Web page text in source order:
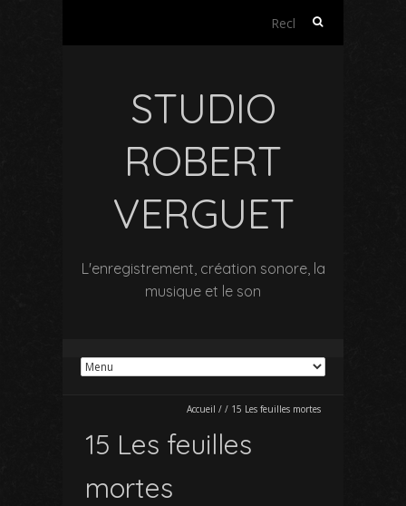
Rechercher :
STUDIO
ROBERT
VERGUET
L'enregistrement, création sonore, la
musique et le son
Accueil / / 15 Les feuilles mortes
15 Les feuilles
mortes